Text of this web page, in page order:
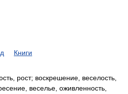
Книги
рост; воскрешение, веселость,
веселье, оживленность,